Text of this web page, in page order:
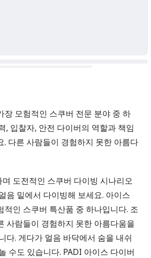
장 모험적인 스쿠버 전문 분야 중 하
, 입찰자, 안전 다이버의 역할과 책임
. 다른 사람들이 경험하지 못한 아름다
도전적인 스쿠버 다이빙 시나리오
음 밑에서 다이빙해 보세요. 아이스
적인 스쿠버 특산품 중 하나입니다. 조
사람들이 경험하지 못한 아름다움을
다. 게다가 얼음 바닥에서 숨을 내쉬
수도 있습니다. PADI 아이스 다이버